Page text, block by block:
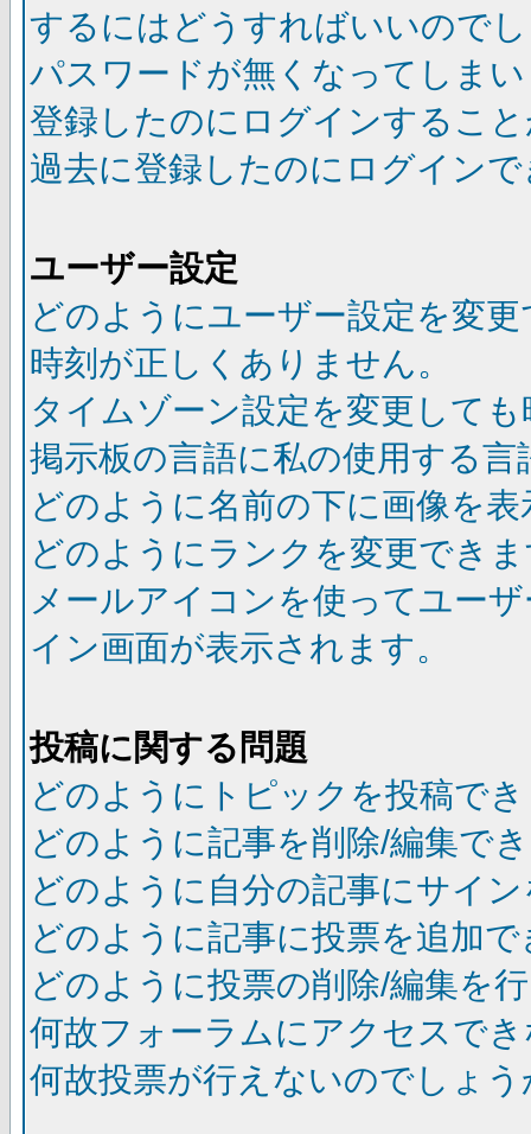
するにはどうすればいいので
パスワードが無くなってしま
登録したのにログインするこ
過去に登録したのにログイン
ユーザー設定
どのようにユーザー設定を変
時刻が正しくありません。
タイムゾーン設定を変更して
掲示板の言語に私の使用する
どのように名前の下に画像を
どのようにランクを変更でき
メールアイコンを使ってユー
イン画面が表示されます。
投稿に関する問題
どのようにトピックを投稿で
どのように記事を削除/編集で
どのように自分の記事にサイ
どのように記事に投票を追加
どのように投票の削除/編集を
何故フォーラムにアクセスで
何故投票が行えないのでしょう